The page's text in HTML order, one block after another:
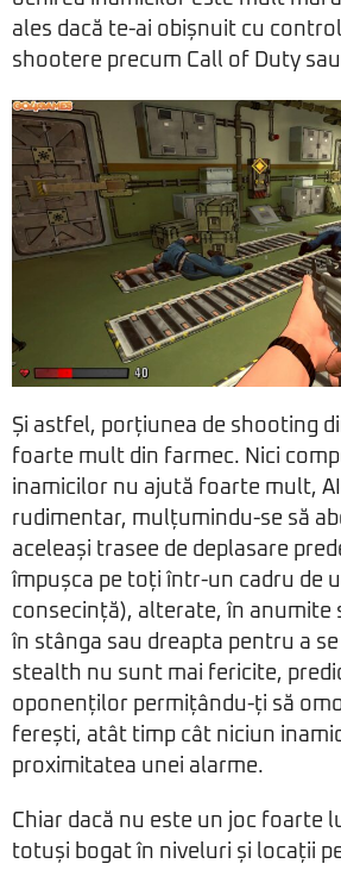
ales dacă te-ai obișnuit cu
shootere precum Call of Duty
Și astfel, porțiunea de shooting
foarte mult din farmec. Nici
inamicilor nu ajută foarte mult,
rudimentar, mulțumindu-se să
aceleași trasee de deplasare
împușca pe toți într-un cadru de
consecință), alterate, în anumite
în stânga sau dreapta pentru a
stealth nu sunt mai fericite,
oponenților permițându-ți să
ferești, atât timp cât niciun
proximitatea unei alarme.
Chiar dacă nu este un joc foarte
totuși bogat în niveluri și locații